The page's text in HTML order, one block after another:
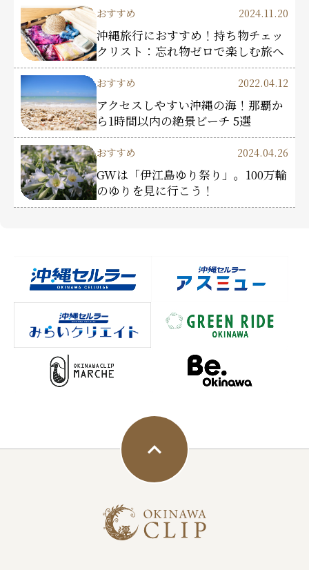
おすすめ 2024.11.20
沖縄旅行におすすめ！持ち物チェッ
クリスト：忘れ物ゼロで楽しむ旅へ
おすすめ 2022.04.12
アクセスしやすい沖縄の海！那覇か
ら1時間以内の絶景ビーチ 5選
おすすめ 2024.04.26
GWは「伊江島ゆり祭り」。100万輪
のゆりを見に行こう！